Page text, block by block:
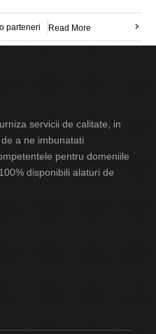
parteneri Read More
servicii de calitate, in
a ne imbunatati
pentru domeniile
disponibili alaturi de